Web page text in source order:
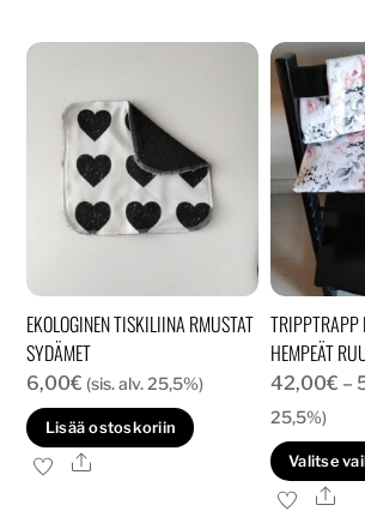
EKOLOGINEN TISKILIINA RMUSTAT
SYDÄMET
6,00€ (sis. alv. 25,5%)
Lisää ostoskoriin
Ale
TRIPPTRAPP
HEMPEÄT
42,00€ –
25,5%)
Valitse
Ale